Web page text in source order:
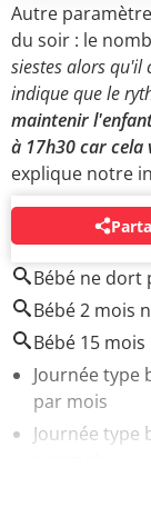
Autre
du soir : le
siestes alors qu'il
indique que le
maintenir
à 17h30 car
explique notre
AUTOUR DU
Bébé ne dort
Bébé 2 mois
Bébé 15
Journée type
par mois
Journée type
Journée